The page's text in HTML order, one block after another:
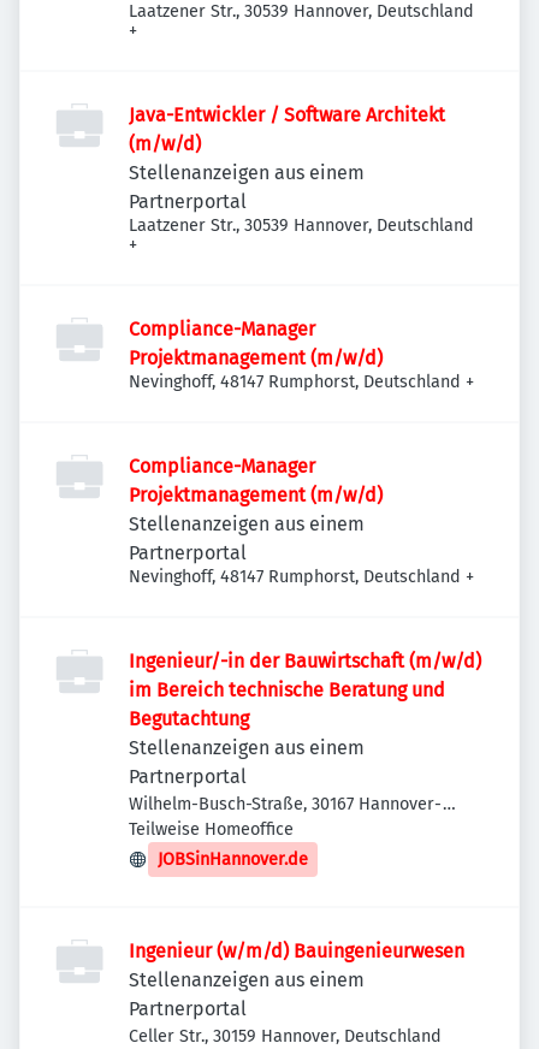
Laatzener Str., 30539 Hannover, Deutschland
+
Java-Entwickler / Software Architekt
(m/w/d)
Stellenanzeigen aus einem
Partnerportal
Laatzener Str., 30539 Hannover, Deutschland
+
Compliance-Manager
Projektmanagement (m/w/d)
Nevinghoff, 48147 Rumphorst, Deutschland +
Compliance-Manager
Projektmanagement (m/w/d)
Stellenanzeigen aus einem
Partnerportal
Nevinghoff, 48147 Rumphorst, Deutschland +
Ingenieur/-in der Bauwirtschaft (m/w/d)
im Bereich technische Beratung und
Begutachtung
Stellenanzeigen aus einem
Partnerportal
Wilhelm-Busch-Straße, 30167 Hannover-
Nord, Deutschland
Teilweise Homeoffice
JOBSinHannover.de
Ingenieur (w/m/d) Bauingenieurwesen
Stellenanzeigen aus einem
Partnerportal
Celler Str., 30159 Hannover, Deutschland